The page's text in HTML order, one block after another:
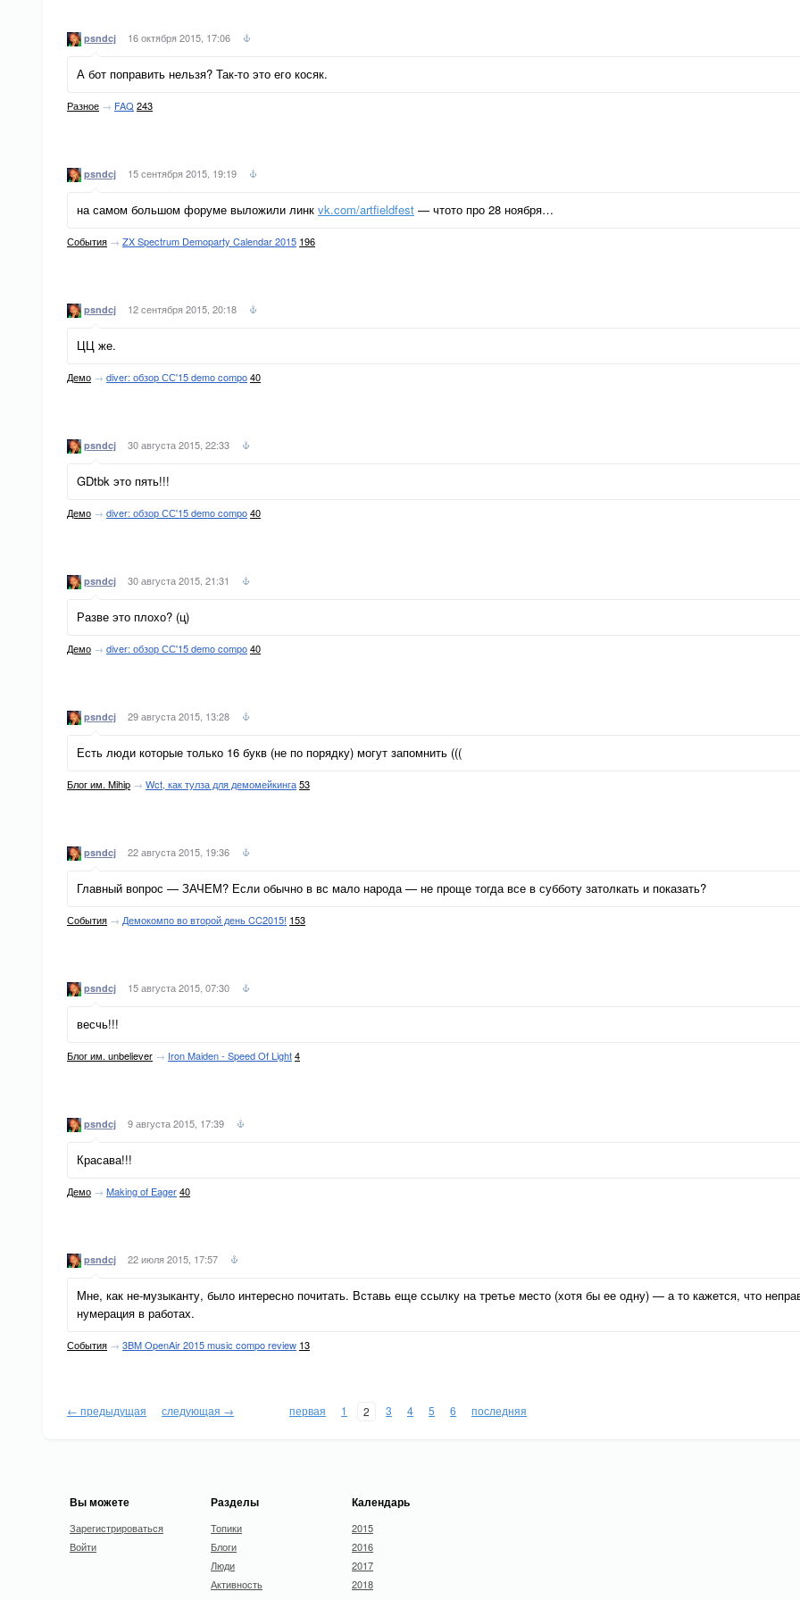
psndcj 16 октября 2015, 17:06
А бот поправить нельзя? Так-то это его косяк.
Разное → FAQ 243
psndcj 15 сентября 2015, 19:19
на самом большом форуме выложили линк vk.com/artfieldfest — чтото про 28 ноября…
События → ZX Spectrum Demoparty Calendar 2015 196
psndcj 12 сентября 2015, 20:18
ЦЦ же.
Демо → diver: обзор СС'15 demo compo40
psndcj 30 августа 2015, 22:33
GDtbk это пять!!!
Демо → diver: обзор СС'15 demo compo40
psndcj 30 августа 2015, 21:31
Разве это плохо? (ц)
Демо → diver: обзор СС'15 demo compo40
psndcj 29 августа 2015, 13:28
Есть люди которые только 16 букв (не по порядку) могут запомнить (((
Блог им. Mihip → Wct, как тулза для демомейкинга53
psndcj 22 августа 2015, 19:36
Главный вопрос — ЗАЧЕМ? Если обычно в вс мало народа — не проще тогда все в субботу затолкать и показать?
События → Демокомпо во второй день CC2015! 153
psndcj 15 августа 2015, 07:30
весчь!!!
Блог им. unbeliever → Iron Maiden - Speed Of Light4
psndcj 9 августа 2015, 17:39
Красава!!!
Демо → Making of Eager40
psndcj 22 июля 2015, 17:57
Мне, как не-музыканту, было интересно почитать. Вставь еще ссылку на третье место (хотя бы ее одну) — а то кажется, что
нумерация в работах.
События → 3BM OpenAir 2015 music compo review 13
← предыдущая следующая → первая 1 2 3 4 5 6 последняя
Вы можете
Зарегистрироваться
Войти
Разделы
Топики
Блоги
Люди
Активность
Календарь
2015
2016
2017
2018